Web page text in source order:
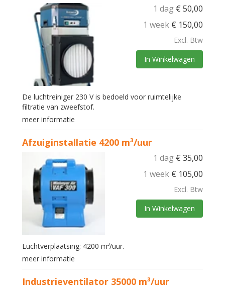
1 dag € 50,00
1 week € 150,00
Excl. Btw
In Winkelwagen
De luchtreiniger 230 V is bedoeld voor ruimtelijke
filtratie van zweefstof.
meer informatie
Afzuiginstallatie 4200 m³/uur
1 dag € 35,00
1 week € 105,00
Excl. Btw
In Winkelwagen
Luchtverplaatsing: 4200 m³/uur.
meer informatie
Industrieventilator 35000 m³/uur